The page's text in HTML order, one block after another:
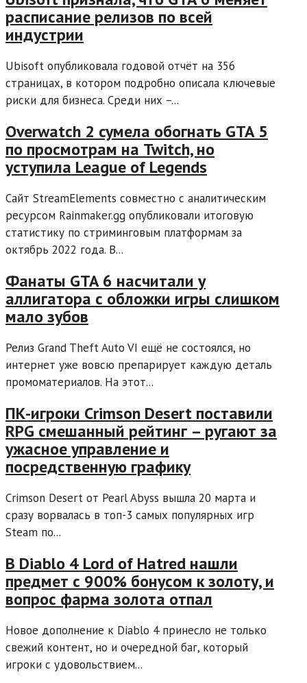
расписание релизов по всей
индустрии
Ubisoft опубликовала годовой отчёт на 356
страницах, в котором подробно описала ключевые
риски для бизнеса. Среди них –...
Overwatch 2 сумела обогнать GTA 5
по просмотрам на Twitch, но
уступила League of Legends
Сайт StreamElements совместно с аналитическим
ресурсом Rainmaker.gg опубликовали итоговую
статистику по стриминговым платформам за
октябрь 2022 года. В...
Фанаты GTA 6 насчитали у
аллигатора с обложки игры слишком
мало зубов
Релиз Grand Theft Auto VI ещё не состоялся, но
интернет уже вовсю препарирует каждую деталь
промоматериалов. На этот...
ПК-игроки Crimson Desert поставили
RPG смешанный рейтинг – ругают за
ужасное управление и
посредственную графику
Crimson Desert от Pearl Abyss вышла 20 марта и
сразу ворвалась в топ-3 самых популярных игр
Steam по...
В Diablo 4 Lord of Hatred нашли
предмет с 900% бонусом к золоту, и
вопрос фарма золота отпал
Новое дополнение к Diablo 4 принесло не только
свежий контент, но и очередной баг, который
игроки с удовольствием...